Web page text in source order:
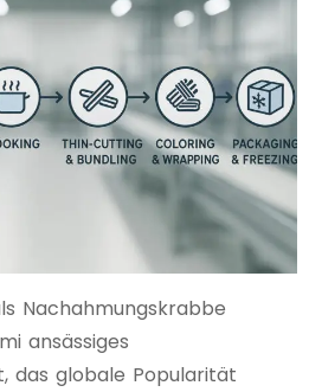
Nachahmungskrabbe
ansässiges
das globale Popularität